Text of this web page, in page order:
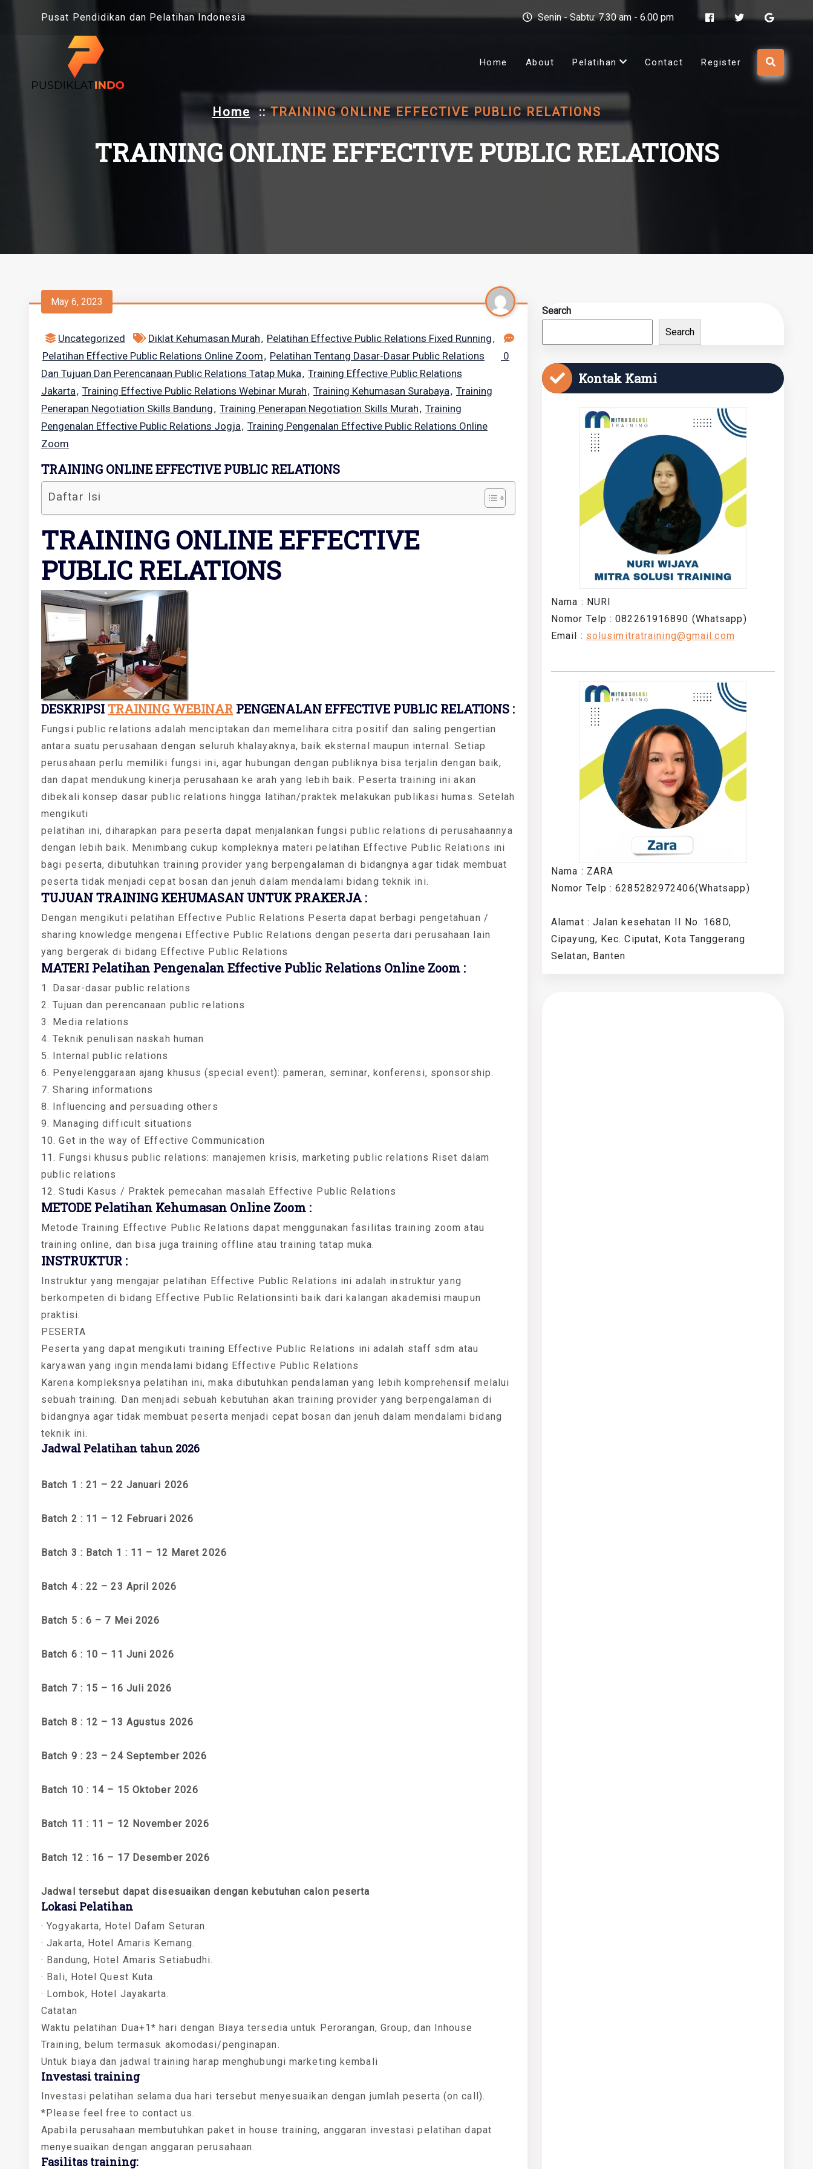
Pusat Pendidikan dan Pelatihan Indonesia Senin - Sabtu: 7.30 am - 6.00 pm
Home About Pelatihan Contact Register
Home::TRAINING ONLINE EFFECTIVE PUBLIC RELATIONS
TRAINING ONLINE EFFECTIVE PUBLIC RELATIONS
May 6, 2023
Uncategorized Diklat Kehumasan Murah, Pelatihan Effective Public Relations Fixed Running,
Pelatihan Effective Public Relations Online Zoom, Pelatihan Tentang Dasar-Dasar Public Relations
Dan Tujuan Dan Perencanaan Public Relations Tatap Muka, Training Effective Public Relations
Jakarta, Training Effective Public Relations Webinar Murah, Training Kehumasan Surabaya, Training
Penerapan Negotiation Skills Bandung, Training Penerapan Negotiation Skills Murah, Training
Pengenalan Effective Public Relations Jogja, Training Pengenalan Effective Public Relations Online
Zoom
0
TRAINING ONLINE EFFECTIVE PUBLIC RELATIONS
Daftar Isi
TRAINING ONLINE EFFECTIVE
PUBLIC RELATIONS
DESKRIPSITRAINING WEBINAR PENGENALAN EFFECTIVE PUBLIC RELATIONS :
Fungsi public relations adalah menciptakan dan memelihara citra positif dan saling pengertian
antara suatu perusahaan dengan seluruh khalayaknya, baik eksternal maupun internal. Setiap
perusahaan perlu memiliki fungsi ini, agar hubungan dengan publiknya bisa terjalin dengan baik,
dan dapat mendukung kinerja perusahaan ke arah yang lebih baik. Peserta training ini akan
dibekali konsep dasar public relations hingga latihan/praktek melakukan publikasi humas. Setelah
mengikuti
pelatihan ini, diharapkan para peserta dapat menjalankan fungsi public relations di perusahaannya
dengan lebih baik. Menimbang cukup kompleknya materi pelatihan Effective Public Relations ini
bagi peserta, dibutuhkan training provider yang berpengalaman di bidangnya agar tidak membuat
peserta tidak menjadi cepat bosan dan jenuh dalam mendalami bidang teknik ini.
TUJUAN TRAINING KEHUMASAN UNTUK PRAKERJA :
Dengan mengikuti pelatihan Effective Public Relations Peserta dapat berbagi pengetahuan /
sharing knowledge mengenai Effective Public Relations dengan peserta dari perusahaan lain
yang bergerak di bidang Effective Public Relations
MATERI Pelatihan Pengenalan Effective Public Relations Online Zoom :
1. Dasar-dasar public relations
2. Tujuan dan perencanaan public relations
3. Media relations
4. Teknik penulisan naskah human
5. Internal public relations
6. Penyelenggaraan ajang khusus (special event): pameran, seminar, konferensi, sponsorship.
7. Sharing informations
8. Influencing and persuading others
9. Managing difficult situations
10. Get in the way of Effective Communication
11. Fungsi khusus public relations: manajemen krisis, marketing public relations Riset dalam
public relations
12. Studi Kasus / Praktek pemecahan masalah Effective Public Relations
METODE Pelatihan Kehumasan Online Zoom :
Metode Training Effective Public Relations dapat menggunakan fasilitas training zoom atau
training online, dan bisa juga training offline atau training tatap muka.
INSTRUKTUR :
Instruktur yang mengajar pelatihan Effective Public Relations ini adalah instruktur yang
berkompeten di bidang Effective Public Relationsinti baik dari kalangan akademisi maupun
praktisi.
PESERTA
Peserta yang dapat mengikuti training Effective Public Relations ini adalah staff sdm atau
karyawan yang ingin mendalami bidang Effective Public Relations
Karena kompleksnya pelatihan ini, maka dibutuhkan pendalaman yang lebih komprehensif melalui
sebuah training. Dan menjadi sebuah kebutuhan akan training provider yang berpengalaman di
bidangnya agar tidak membuat peserta menjadi cepat bosan dan jenuh dalam mendalami bidang
teknik ini.
Jadwal Pelatihan tahun 2026
Batch 1 : 21 – 22 Januari 2026
Batch 2 : 11 – 12 Februari 2026
Batch 3 : Batch 1 : 11 – 12 Maret 2026
Batch 4 : 22 – 23 April 2026
Batch 5 : 6 – 7 Mei 2026
Batch 6 : 10 – 11 Juni 2026
Batch 7 : 15 – 16 Juli 2026
Batch 8 : 12 – 13 Agustus 2026
Batch 9 : 23 – 24 September 2026
Batch 10 : 14 – 15 Oktober 2026
Batch 11 : 11 – 12 November 2026
Batch 12 : 16 – 17 Desember 2026
Jadwal tersebut dapat disesuaikan dengan kebutuhan calon peserta
Lokasi Pelatihan
· Yogyakarta, Hotel Dafam Seturan.
· Jakarta, Hotel Amaris Kemang.
· Bandung, Hotel Amaris Setiabudhi.
· Bali, Hotel Quest Kuta.
· Lombok, Hotel Jayakarta.
Catatan
Waktu pelatihan Dua+1* hari dengan Biaya tersedia untuk Perorangan, Group, dan Inhouse
Training, belum termasuk akomodasi/penginapan.
Untuk biaya dan jadwal training harap menghubungi marketing kembali
Investasi training
Investasi pelatihan selama dua hari tersebut menyesuaikan dengan jumlah peserta (on call).
*Please feel free to contact us.
Apabila perusahaan membutuhkan paket in house training, anggaran investasi pelatihan dapat
menyesuaikan dengan anggaran perusahaan.
Fasilitas training:
Search
Search
Kontak Kami
Nama : NURI
Nomor Telp : 082261916890 (Whatsapp)
Email : solusimitratraining@gmail.com
Nama : ZARA
Nomor Telp : 6285282972406(Whatsapp)
Alamat : Jalan kesehatan II No. 168D,
Cipayung, Kec. Ciputat, Kota Tanggerang
Selatan, Banten